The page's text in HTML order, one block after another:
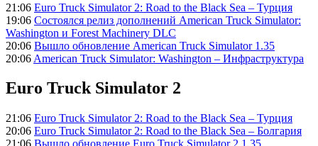
21:06 Euro Truck Simulator 2: Road to the Black Sea – Турция
19:06 Состоялся релиз дополнений American Truck Simulator:
Washington и Forest Machinery DLC
20:06 Вышло обновление American Truck Simulator 1.35
20:06 American Truck Simulator: Washington – Инфраструктура
Euro Truck Simulator 2
21:06 Euro Truck Simulator 2: Road to the Black Sea – Турция
20:06 Euro Truck Simulator 2: Road to the Black Sea – Болгария